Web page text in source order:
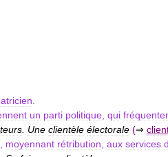
un parti politique qui
Une clientèle électorale (⇒
moyennant rétribution aux services d